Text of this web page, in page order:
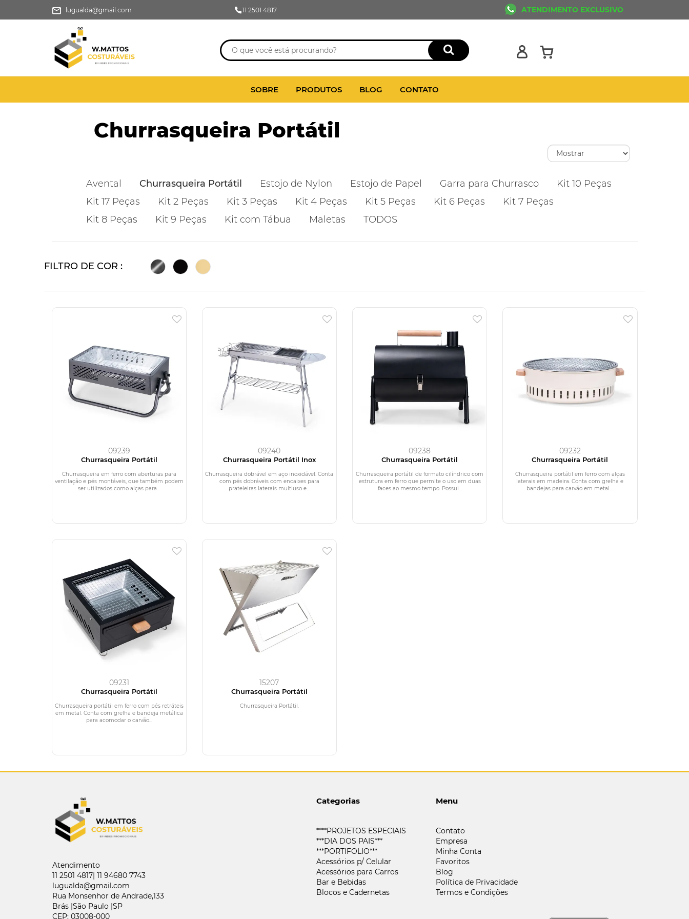
lugualda@gmail.com 11 2501 4817 ATENDIMENTO EXCLUSIVO
SOBRE PRODUTOS BLOG CONTATO
Churrasqueira Portátil
Avental Churrasqueira Portátil Estojo de Nylon Estojo de Papel Garra para Churrasco
Kit 10 Peças
Kit 17 Peças
Kit 2 Peças Kit 3 Peças Kit 4 Peças Kit 5 Peças Kit 6 Peças
Kit 7 Peças
Kit 8 Peças
Kit 9 Peças Kit com Tábua Maletas TODOS
FILTRO DE COR :
09239
Churrasqueira Portátil
Churrasqueira em ferro com aberturas para
ventilação e pés montáveis, que também podem
ser utilizados como alças para...
09240
Churrasqueira Portátil Inox
Churrasqueira dobrável em aço inoxidável. Conta
com pés dobráveis com encaixes para
prateleiras laterais multiuso e...
09238
Churrasqueira Portátil
Churrasqueira portátil de formato cilíndrico com
estrutura em ferro que permite o uso em duas
faces ao mesmo tempo. Possui...
09232
Churrasqueira Portátil
Churrasqueira portátil em ferro com alças
laterais em madeira. Conta com grelha e
bandejas para carvão em metal....
09231
Churrasqueira Portátil
Churrasqueira portátil em ferro com pés retráteis
em metal. Conta com grelha e bandeja metálica
para acomodar o carvão...
15207
Churrasqueira Portátil
Churrasqueira Portátil.
Atendimento
11 2501 4817| 11 94680 7743
lugualda@gmail.com
Rua Monsenhor de Andrade,133
Brás |São Paulo |SP
CEP: 03008-000
Categorias
****PROJETOS ESPECIAIS
***DIA DOS PAIS***
***PORTIFOLIO***
Acessórios p/ Celular
Acessórios para Carros
Bar e Bebidas
Blocos e Cadernetas
Menu
Contato
Empresa
Minha Conta
Favoritos
Blog
Política de Privacidade
Termos e Condições